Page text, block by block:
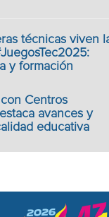
técnicas viven
y formación
Centros
avances y
educativa